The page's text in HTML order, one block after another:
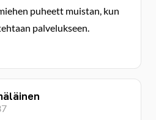
puheett muistan, kun
palvelukseen.